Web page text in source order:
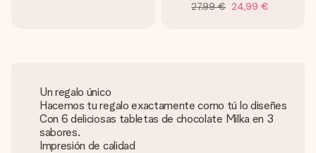
27,99 € 24,99 €
Un regalo único
Hacemos tu regalo exactamente como tú lo diseñes
Con 6 deliciosas tabletas de chocolate Milka en 3
sabores.
Impresión de calidad